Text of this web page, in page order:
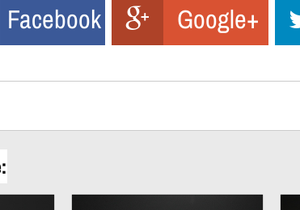
Facebook Google+